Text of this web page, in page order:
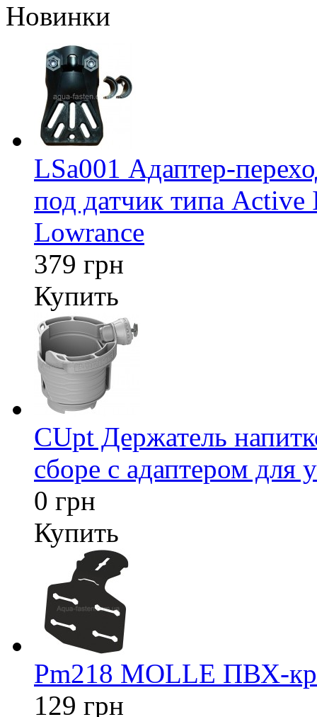
Новинки
LSa001 Адаптер-
под датчик типа Active
Lowrance
379 грн
Купить
CUpt Держатель
сборе с адаптером для
0 грн
Купить
Pm218 MOLLE ПВХ-
129 грн